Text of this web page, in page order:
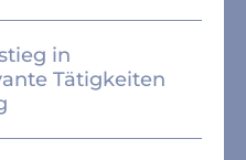
in
Tätigkeiten